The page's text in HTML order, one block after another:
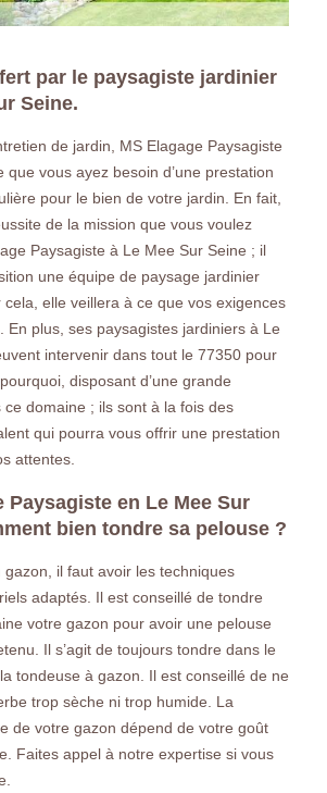
par le paysagiste jardinier
Seine.
de jardin, MS Elagage Paysagiste
que vous ayez besoin d’une prestation
pour le bien de votre jardin. En fait,
de la mission que vous voulez
Paysagiste à Le Mee Sur Seine ; il
une équipe de paysage jardinier
elle veillera à ce que vos exigences
En plus, ses paysagistes jardiniers à Le
intervenir dans tout le 77350 pour
disposant d’une grande
domaine ; ils sont à la fois des
qui pourra vous offrir une prestation
attentes.
Paysagiste en Le Mee Sur
bien tondre sa pelouse ?
gazon, il faut avoir les techniques
adaptés. Il est conseillé de tondre
votre gazon pour avoir une pelouse
Il s’agit de toujours tondre dans le
tondeuse à gazon. Il est conseillé de ne
trop sèche ni trop humide. La
de votre gazon dépend de votre goût
Faites appel à notre expertise si vous